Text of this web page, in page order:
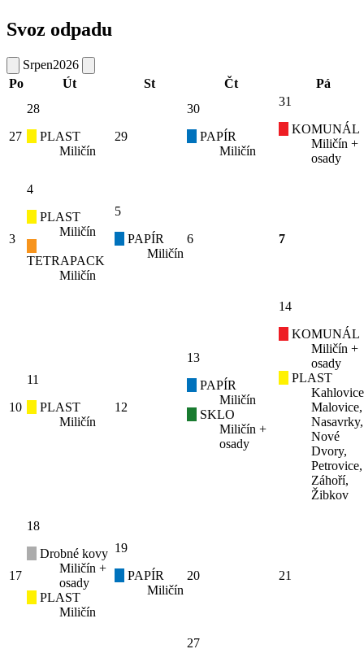
Svoz odpadu
Srpen2026
Po
Út St Čt Pá
27
28
PLAST
Miličín
29
30
PAPÍR
Miličín
31
KOMUNÁL
Miličín +
osady
3
4
PLAST
Miličín
TETRAPACK
Miličín
5
PAPÍR
Miličín
6 7
10
11
PLAST
Miličín
12
13
PAPÍR
Miličín
SKLO
Miličín +
osady
14
KOMUNÁL
Miličín +
osady
PLAST
Malovice,
Nasavrky,
Nové
Dvory,
Petrovice,
Záhoří,
Žibkov
17
18
Drobné kovy
Miličín +
osady
PLAST
Miličín
19
PAPÍR
Miličín
20 21
27